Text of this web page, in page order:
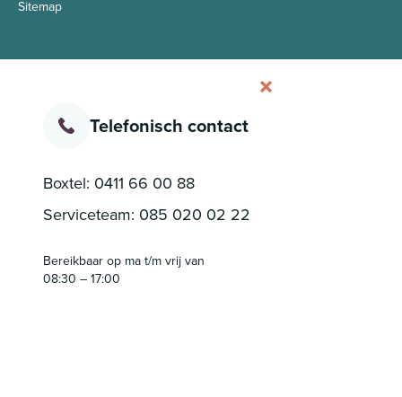
Sitemap
Telefonisch contact
Boxtel: 0411 66 00 88
Serviceteam: 085 020 02 22
Bereikbaar op ma t/m vrij van
08:30 – 17:00